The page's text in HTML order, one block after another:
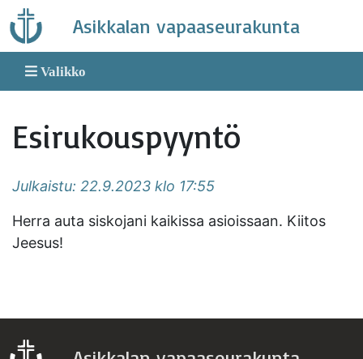
Skip
to
content
Asikkalan vapaaseurakunta
Valikko
Esirukouspyyntö
Julkaistu: 22.9.2023 klo 17:55
Herra auta siskojani kaikissa asioissaan. Kiitos
Jeesus!